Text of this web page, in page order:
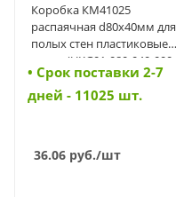
Коробка КМ41025
распаячная d80х40мм для
полых стен пластиковые
лапки (UKG01-080-040-000-
P) (UKG01-080-040-000-P)
• Cрок поставки 2-7
дней - 11025 шт.
36.06 руб./шт